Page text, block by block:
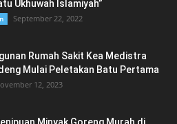
Ukhuwah Islamiyah”
September 22, 2022
Rumah Sakit Kea Medistra
Mulai Peletakan Batu Pertama
12, 2023